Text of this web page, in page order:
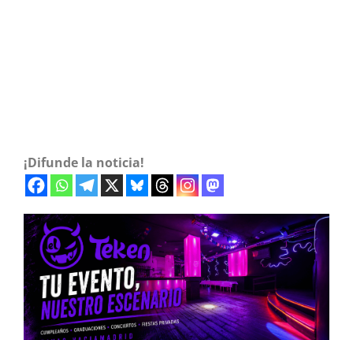
¡Difunde la noticia!